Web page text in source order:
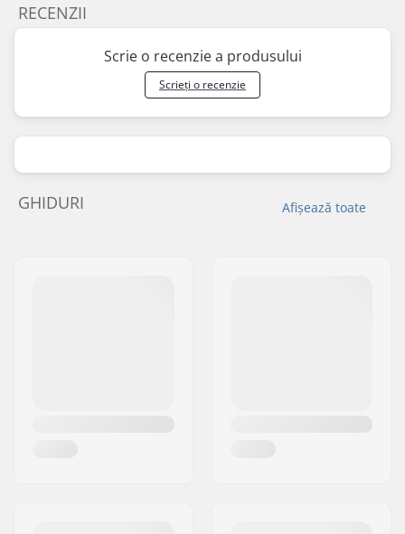
RECENZII
Scrie o recenzie a produsului
Scrieți o recenzie
Afișează toate
GHIDURI